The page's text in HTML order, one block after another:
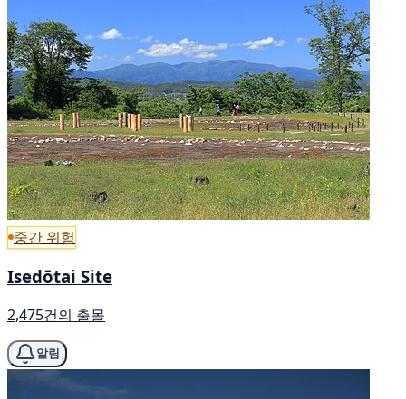
중간 위험
Isedōtai Site
2,475건의 출몰
알림